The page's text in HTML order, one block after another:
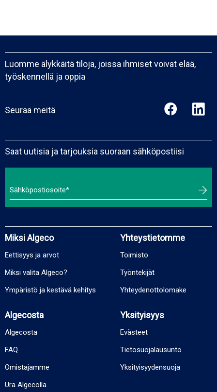
Luomme älykkäitä tiloja, joissa ihmiset voivat elää,
työskennellä ja oppia
Seuraa meitä
Saat uutisia ja tarjouksia suoraan sähköpostiisi
Miksi Algeco
Eettisyys ja arvot
Miksi valita Algeco?
Ympäristö ja kestävä kehitys
Yhteystietomme
Toimisto
Työntekijät
Yhteydenottolomake
Algecosta
Algecosta
FAQ
Omistajamme
Ura Algecolla
Yksityisyys
Evästeet
Tietosuojalausunto
Yksityisyydensuoja